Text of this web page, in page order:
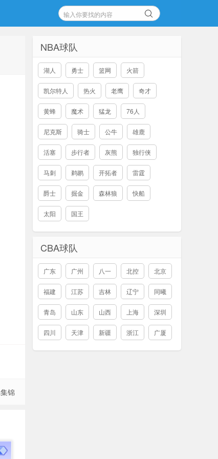
锦
NBA球队
湖人 勇士 篮网 火箭
凯尔特人 热火 老鹰 奇才
黄蜂 魔术 猛龙 76人
尼克斯 骑士 公牛 雄鹿
活塞 步行者 灰熊 独行侠
马刺 鹈鹕 开拓者 雷霆
爵士 掘金 森林狼 快船
太阳 国王
CBA球队
广东 广州 八一 北控 北京
福建 江苏 吉林 辽宁 同曦
青岛 山东 山西 上海 深圳
四川 天津 新疆 浙江 广厦